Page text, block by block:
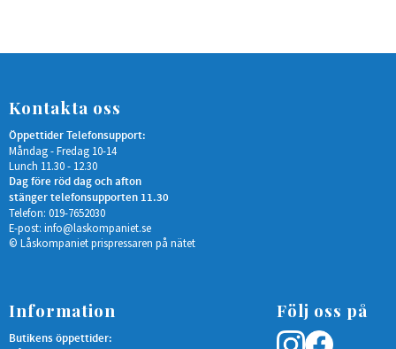
Kontakta oss
Öppettider Telefonsupport:
Måndag - Fredag 10-14
Lunch 11.30 - 12.30
Dag före röd dag och afton
stänger telefonsupporten 11.30
Telefon: 019-7652030
E-post: info@laskompaniet.se
© Låskompaniet prispressaren på nätet
Information
Butikens öppettider:
Följ oss på